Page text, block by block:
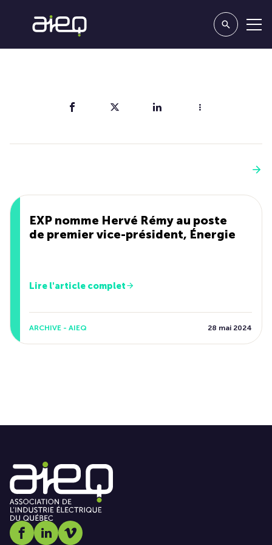
EXP nomme Hervé Rémy au poste
de premier vice-président, Énergie
Lire l'article complet
ARCHIVE - AIEQ 28 mai 2024
Social media link icon-facebook
Social media link icon-linkedin
Social media link icon-vimeo